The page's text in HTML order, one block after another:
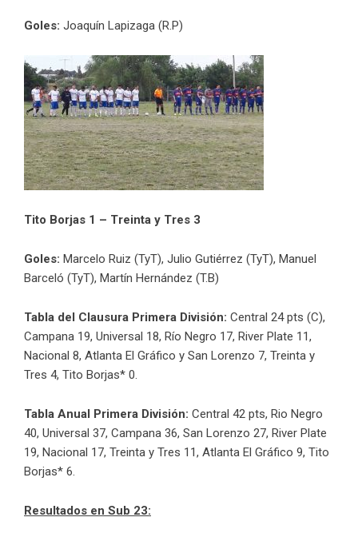
Goles: Joaquín Lapizaga (R.P)
Tito Borjas 1 – Treinta y Tres 3
Goles: Marcelo Ruiz (TyT), Julio Gutiérrez (TyT), Manuel
Barceló (TyT), Martín Hernández (T.B)
Tabla del Clausura Primera División: Central 24 pts (C),
Campana 19, Universal 18, Río Negro 17, River Plate 11,
Nacional 8, Atlanta El Gráfico y San Lorenzo 7, Treinta y
Tres 4, Tito Borjas* 0.
Tabla Anual Primera División: Central 42 pts, Rio Negro
40, Universal 37, Campana 36, San Lorenzo 27, River Plate
19, Nacional 17, Treinta y Tres 11, Atlanta El Gráfico 9, Tito
Borjas* 6.
Resultados en Sub 23: